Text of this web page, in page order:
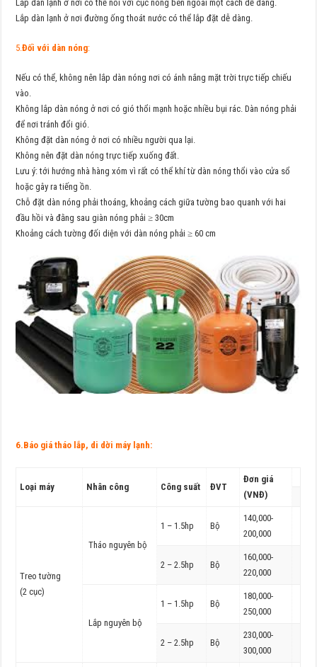
Lắp dàn lạnh ở nơi có thể nối với cục nóng bên ngoài một cách dễ dàng.
Lắp dàn lạnh ở nơi đường ống thoát nước có thể lắp đặt dễ dàng.
5.Đối với dàn nóng:
Nếu có thể, không nên lắp dàn nóng nơi có ánh nắng mặt trời trực tiếp chiếu
vào.
Không lắp dàn nóng ở nơi có gió thổi mạnh hoặc nhiều bụi rác. Dàn nóng phải
để nơi tránh đổi gió.
Không đặt dàn nóng ở nơi có nhiều người qua lại.
Không nên đặt dàn nóng trực tiếp xuống đất.
Lưu ý: tới hướng nhà hàng xóm vì rất có thể khí từ dàn nóng thổi vào cửa sổ
hoặc gây ra tiếng ồn.
Chỗ đặt dàn nóng phải thoáng, khoảng cách giữa tường bao quanh với hai
đầu hồi và đằng sau giàn nóng phải ≥ 30cm
Khoảng cách tường đối diện với dàn nóng phải ≥ 60 cm
6.Báo giá tháo lắp, di dời máy lạnh:
Loại máy Nhân công Công suất ĐVT
Đơn giá
(VNĐ)
Treo tường
(2 cục)
Tháo nguyên bộ
1 – 1.5hp Bộ
140,000-
200,000
2 – 2.5hp Bộ
160,000-
220,000
Lắp nguyên bộ
1 – 1.5hp Bộ
180,000-
250,000
2 – 2.5hp Bộ
230,000-
300,000